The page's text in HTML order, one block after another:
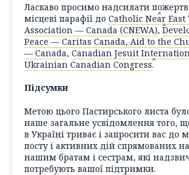
Ласкаво просимо надсилати
місцеві парафії до Catholic Near East
Association — Canada (CNEWA),
Peace — Caritas Canada, Aid to the
— Canada, Canadian Jesuit
Ukrainian Canadian Congress.
Підсумки
Метою цього Пастирського листа
наше загальне усвідомлення того,
в Україні триває і запросити вас до
посту і активних дій спрямованих
нашим братам і сестрам, які
потребують вашої підтримки.